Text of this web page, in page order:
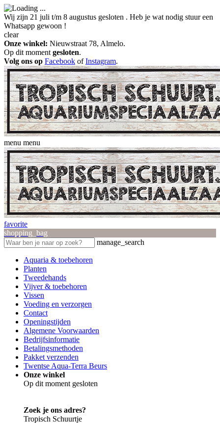
Wij zijn 21 juli t/m 8 augustus gesloten . Heb je wat nodig stuur een
Whatsapp gewoon !
clear
Onze winkel: Nieuwstraat 78, Almelo.
Op dit moment gesloten.
Volg ons op Facebook ofInstagram.
menu menu
favorite
shopping_bag
manage_search
Aquaria & toebehoren
Planten
Tweedehands
Vijver & toebehoren
Vissen
Voeding en verzorgen
Contact
Openingstijden
Algemene Voorwaarden
Bedrijfsinformatie
Betalingsmethoden
Pakket verzenden
Twentse Aqua-Terra Beurs
Onze winkel
Op dit moment gesloten
Zoek je ons adres?
Tropisch Schuurtje